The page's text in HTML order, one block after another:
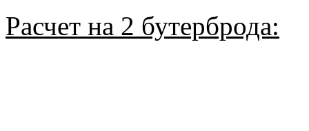
Расчет на 2 бутерброда: